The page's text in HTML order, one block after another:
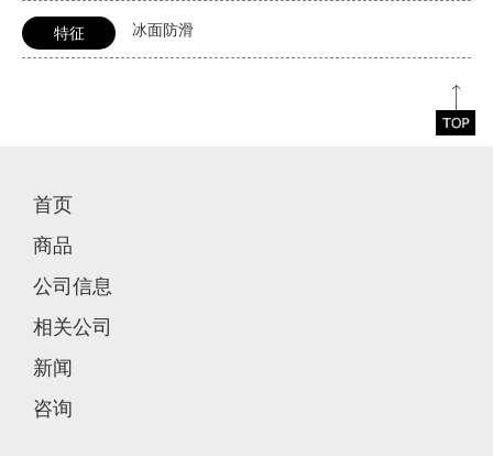
特征 冰面防滑
首页
商品
公司信息
相关公司
新闻
咨询